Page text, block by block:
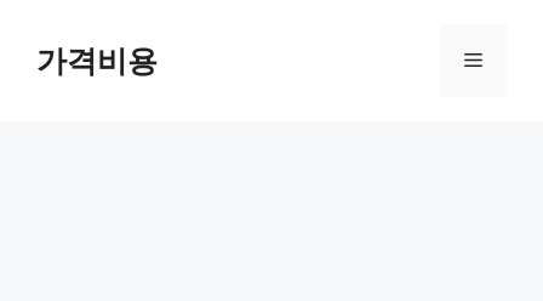
가격비용 메